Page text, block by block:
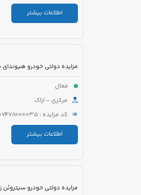
اطلاعات بیشتر
فعال
مرکزی - اراک
کد مزایده : 5221007478000035
اطلاعات بیشتر